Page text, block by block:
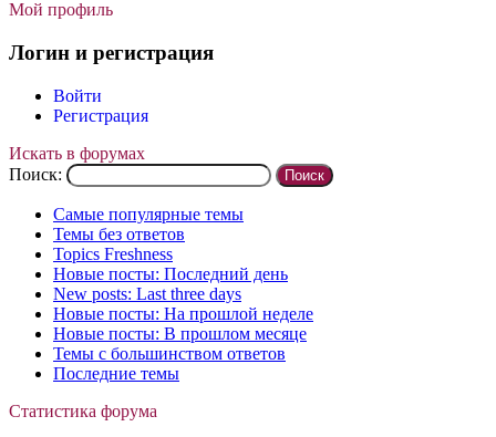
Мой профиль
Логин и регистрация
Войти
Регистрация
Искать в форумах
Поиск:
Самые популярные темы
Темы без ответов
Topics Freshness
Новые посты: Последний день
New posts: Last three days
Новые посты: На прошлой неделе
Новые посты: В прошлом месяце
Темы с большинством ответов
Последние темы
Статистика форума